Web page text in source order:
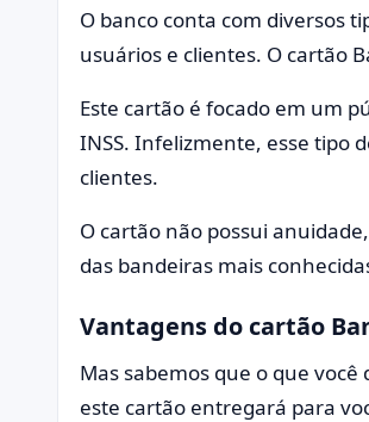
O banco conta com diversos
usuários e clientes. O cartão
Este cartão é focado em um
INSS. Infelizmente, esse tipo
clientes.
O cartão não possui
das bandeiras mais
Vantagens do cartão
Mas sabemos que o que
este cartão entregará para